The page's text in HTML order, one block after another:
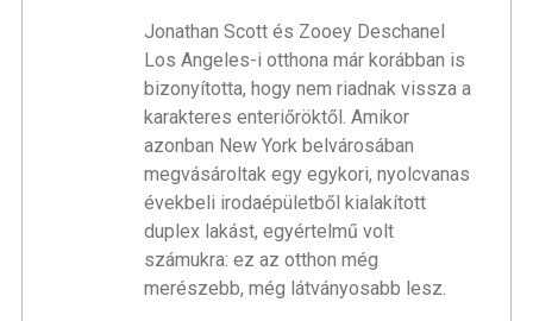
Jonathan Scott és Zooey Deschanel
Los Angeles-i otthona már korábban is
bizonyította, hogy nem riadnak vissza a
karakteres enteriőröktől. Amikor
azonban New York belvárosában
megvásároltak egy egykori, nyolcvanas
évekbeli irodaépületből kialakított
duplex lakást, egyértelmű volt
számukra: ez az otthon még
merészebb, még látványosabb lesz.